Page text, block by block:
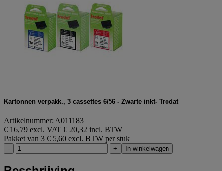
Kartonnen verpakk., 3 cassettes 6/56 - Zwarte inkt- Trodat
Artikelnummer: A011183
€ 16,79 excl. VAT € 20,32 incl. BTW
Pakket van 3 € 5,60 excl. BTW per stuk
- + In winkelwagen